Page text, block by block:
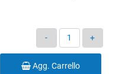
Quantità
Agg. Carrello